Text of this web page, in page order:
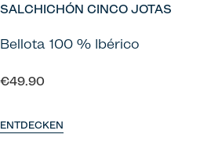
SALCHICHÓN CINCO JOTAS
Bellota 100 % Ibérico
€49.90
ENTDECKEN